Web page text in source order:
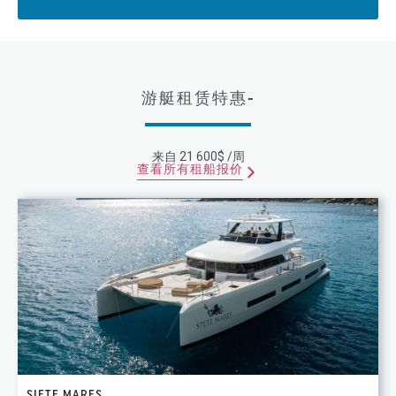
游艇租赁特惠-
来自 21 600$ /周
查看所有租船报价